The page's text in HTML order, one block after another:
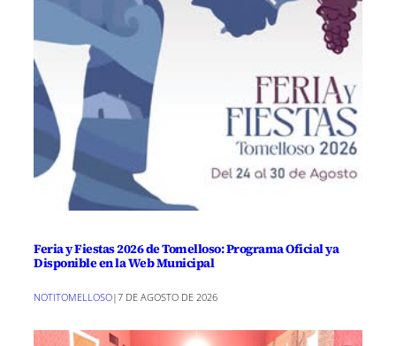
Feria y Fiestas 2026 de Tomelloso: Programa Oficial ya
Disponible en la Web Municipal
NOTITOMELLOSO|7 DE AGOSTO DE 2026